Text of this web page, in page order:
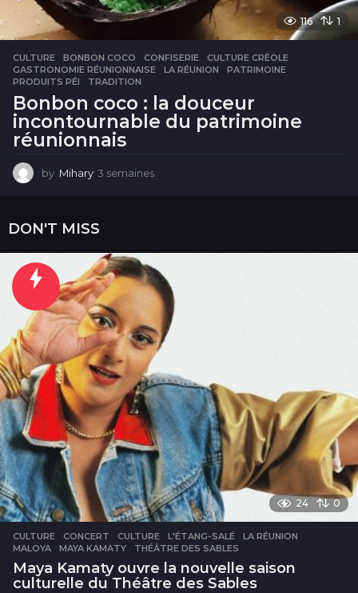
116 1
CULTURE BONBON COCO ,CONFISERIE ,CULTURE CRÉOLE
GASTRONOMIE RÉUNIONNAISE
,LA RÉUNION ,PATRIMOINE
PRODUITS PÉI
,TRADITION
Bonbon coco : la douceur
incontournable du patrimoine
réunionnais
by Mihary 3 semaines
e
s
DON'T MISS
24 0
CULTURE CONCERT ,CULTURE ,L'ÉTANG-SALÉ ,LA RÉUNION
MALOYA
,MAYA KAMATY ,THÉÂTRE DES SABLES
Maya Kamaty ouvre la nouvelle saison
culturelle du Théâtre des Sables